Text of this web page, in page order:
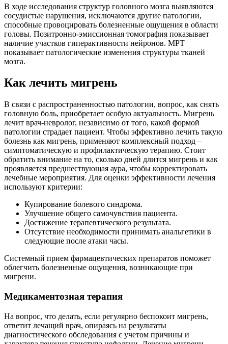
В ходе исследования структур головного мозга выявляются
сосудистые нарушения, исключаются другие патологии,
способные провоцировать болезненные ощущения в области
головы. Позитронно-эмиссионная томография показывает
наличие участков гиперактивности нейронов. МРТ
показывает патологические изменения структуры тканей
мозга.
Как лечить мигрень
В связи с распространенностью патологии, вопрос, как снять
головную боль, приобретает особую актуальность. Мигрень
лечит врач-невролог, независимо от того, какой формой
патологии страдает пациент. Чтобы эффективно лечить такую
болезнь как мигрень, применяют комплексный подход –
симптоматическую и профилактическую терапию. Стоит
обратить внимание на то, сколько дней длится мигрень и как
проявляется предшествующая аура, чтобы корректировать
лечебные мероприятия. Для оценки эффективности лечения
используют критерии:
Купирование болевого синдрома.
Улучшение общего самочувствия пациента.
Достижение терапевтического результата.
Отсутствие необходимости принимать анальгетики в
следующие после атаки часы.
Системный прием фармацевтических препаратов поможет
облегчить болезненные ощущения, возникающие при
мигрени.
Медикаментозная терапия
На вопрос, что делать, если регулярно беспокоит мигрень,
ответит лечащий врач, опираясь на результаты
диагностического обследования с учетом причины и